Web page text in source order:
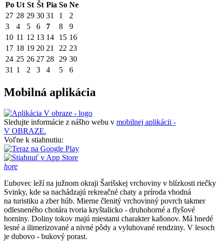
Po Ut St Št Pia So Ne
27 28 29 30 31 1
2
3
4 5 6 7 8
9
10 11 12 13 14 15 16
17 18 19 20 21 22 23
24 25 26 27 28 29 30
31 1 2 3 4 5 6
Mobilná aplikácia
Sledujte informácie z nášho webu v mobilnej aplikácii -
V OBRAZE.
Voľne k stiahnutiu:
hore
Ľubovec leží na južnom okraji Šarišskej vrchoviny v blízkosti riečky
Svinky, kde sa nachádzajú rekreačné chaty a príroda vhodná
na turistiku a zber húb. Mierne členitý vrchovinný povrch takmer
odlesneného chotára tvoria kryštalicko - druhohorné a flyšové
horniny. Doliny tokov majú miestami charakter kaňonov. Má hnedé
lesné a ilimerizované a nivné pôdy a vyluhované rendziny. V lesoch
je dubovo - bukový porast.